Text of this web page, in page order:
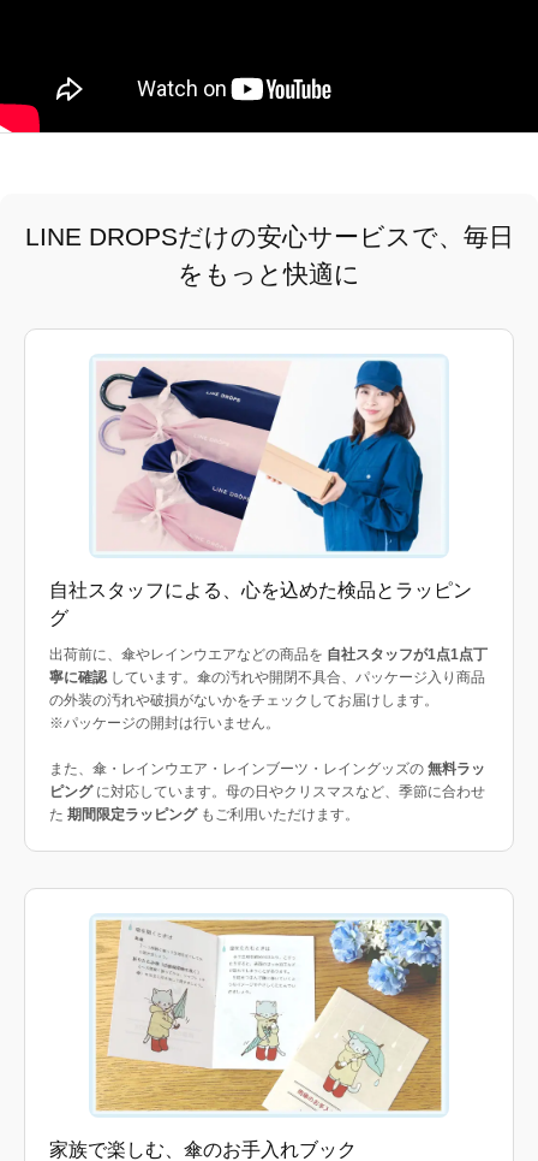
LINE DROPSだけの安心サービスで、毎日
をもっと快適に
自社スタッフによる、心を込めた検品とラッピン
グ
出荷前に、傘やレインウエアなどの商品を 自社スタッフが1点1点丁
寧に確認しています。傘の汚れや開閉不具合、パッケージ入り商品
の外装の汚れや破損がないかをチェックしてお届けします。
※パッケージの開封は行いません。
また、傘・レインウエア・レインブーツ・レイングッズの 無料ラッ
ピングに対応しています。母の日やクリスマスなど、季節に合わせ
た 期間限定ラッピングもご利用いただけます。
家族で楽しむ、傘のお手入れブック